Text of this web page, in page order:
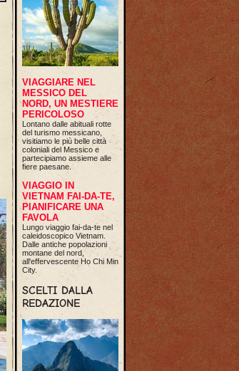
VIAGGIARE NEL
MESSICO DEL
NORD, UN MESTIERE
PERICOLOSO
Lontano dalle abituali rotte
del turismo messicano,
visitiamo le più belle città
coloniali del Messico e
partecipiamo assieme alle
fiere paesane.
VIAGGIO IN
VIETNAM FAI-DA-TE,
PIANIFICARE UNA
FAVOLA
Lungo viaggio fai-da-te nel
caleidoscopico Vietnam.
Dalle antiche popolazioni
montane del nord,
all'effervescente Ho Chi Min
City.
SCELTI DALLA
REDAZIONE